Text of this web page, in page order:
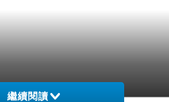
繼續閱讀